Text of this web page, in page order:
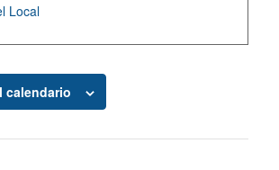
Local
calendario